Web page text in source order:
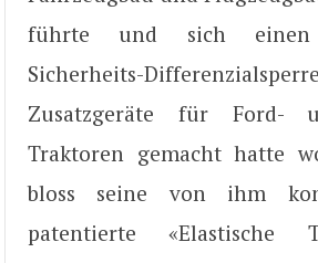
führte und sich
Sicherheits-
Zusatzgeräte für Ford-
Traktoren gemacht hatte
bloss seine von ihm
patentierte «Elastische